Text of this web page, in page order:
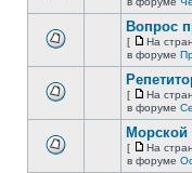
непрочитанных
сообщений.
этой
непрочитанных
сообщений.
этой
непрочитанных
сообщений.
Вопрос
[
На
страницу
На
в форуме
этой
непрочитанных
[
На
страницу
На
в форуме
Морской
[
На
страницу
На
в форуме